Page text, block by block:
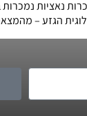
הגזע –